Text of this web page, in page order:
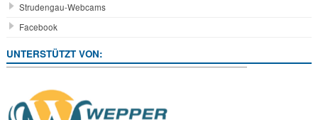
Strudengau-Webcams
Facebook
UNTERSTÜTZT VON: